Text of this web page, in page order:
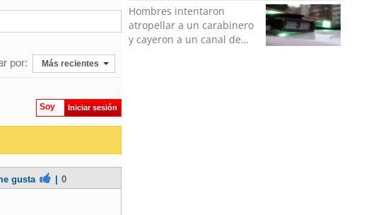
por: Más recientes
Soy Iniciar sesión
gusta 0
Hombres intentaron
atropellar a un carabinero
y cayeron a un canal de